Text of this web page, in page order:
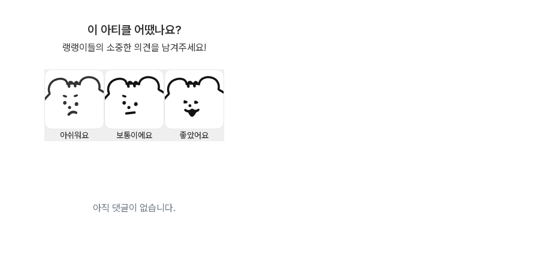
이 아티클 어땠나요?
랭랭이들의 소중한 의견을 남겨주세요!
아쉬워요 보통이에요 좋았어요
아직 댓글이 없습니다.